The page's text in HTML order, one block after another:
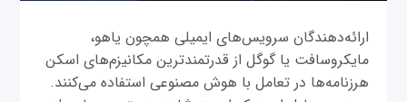
ارائه‌دهندگان سرویس‌های ایمیلی همچون یاهو،
مایکروسافت یا گوگل از قدرتمندترین مکانیزم‌های اسکن
هرزنامه‌ها در تعامل با هوش مصنوعی استفاده می‌کنند.